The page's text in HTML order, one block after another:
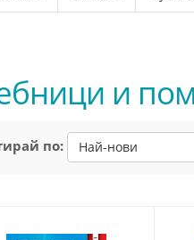
и
по: Най-нови